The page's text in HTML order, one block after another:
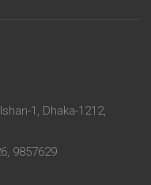
1, Dhaka-1212,
9857629